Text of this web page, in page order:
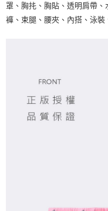
罩、胸扥、胸貼、透明肩帶、
褲、束腿、腰夾、內搭、泳裝